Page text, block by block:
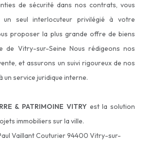
de sécurité dans nos contrats, vous
un seul interlocuteur privilégié à votre
proposer la plus grande offre de biens
de Vitry-sur-Seine Nous rédigeons nos
et assurons un suivi rigoureux de nos
un service juridique interne.
& PATRIMOINE VITRY est la solution
immobiliers sur la ville.
Vaillant Couturier 94400 Vitry-sur-